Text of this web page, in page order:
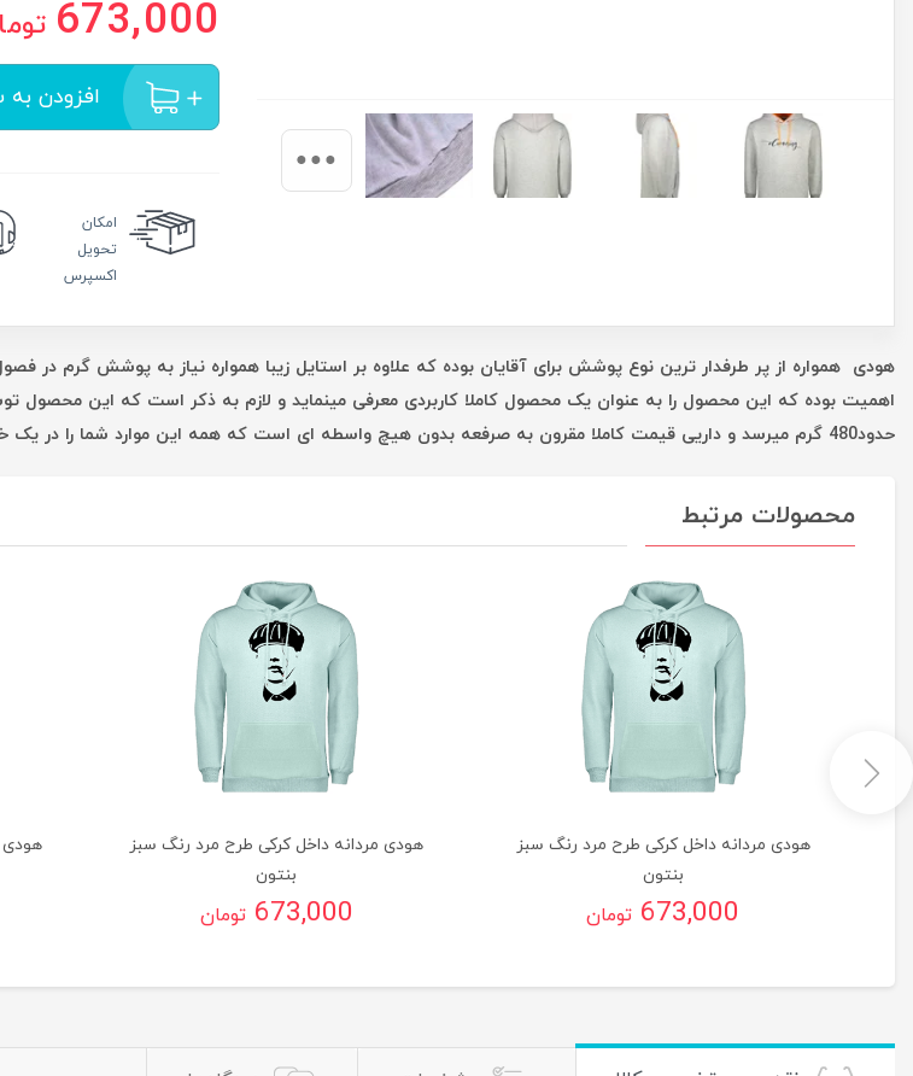
673,000
افزودن
امکان
تحویل
اکسپرس
هودی همواره از پر طرفدار ترین نوع پوشش برای آقایان بوده که علاوه بر استایل زیبا همواره نیاز به پوشش گرم در
اهمیت بوده که این محصول را به عنوان یک محصول کاملا کاربردی معرفی مینماید و لازم به ذکر است که این
حدود480 گرم میرسد و داریی قیمت کاملا مقرون به صرفعه بدون هیچ واسطه ای است که همه این موارد شما را در یک خرید خوب یاری میکند.
محصولات مرتبط
هودی مردانه داخل کرکی طرح مرد رنگ سبز
بنتون
673,000 تومان
هودی مردانه داخل کرکی طرح مرد رنگ سبز
بنتون
673,000 تومان
هودی